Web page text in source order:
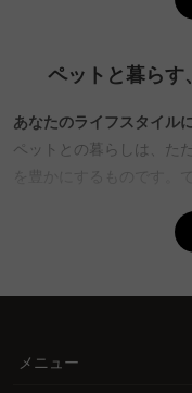
洗濯可能なカバー付きな
Q. ペット用品を収納
A. ペット用品の収納には
具がおすすめです。お散
CAGUUUでは、スリム
ており、ペット用品をす
ペットと暮らす
あなたのライフスタイル
ペットとの暮らしは、た
そんな不安を解消し、ペ
イリッシュに彩る家具を
考えながら、インテリ
メニュー